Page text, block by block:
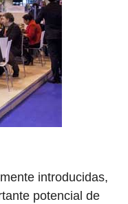
introducidas,
potencial de